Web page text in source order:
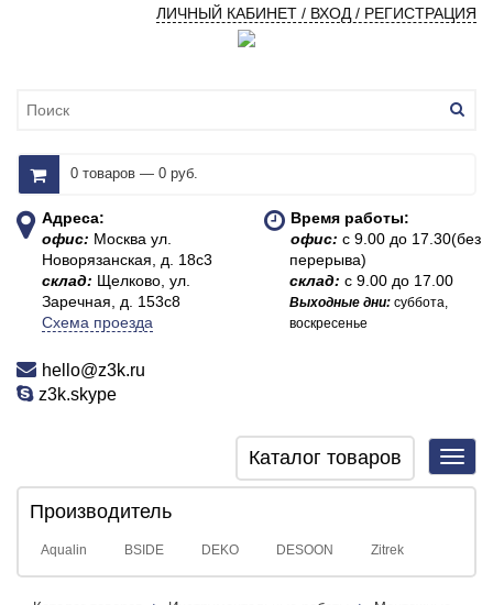
ЛИЧНЫЙ КАБИНЕТ / ВХОД / РЕГИСТРАЦИЯ
0 товаров — 0 руб.
Адреса:
офис: Москва ул.
Новорязанская, д. 18с3
склад: Щелково, ул.
Заречная, д. 153с8
Схема проезда
Время работы:
офис:с 9.00 до 17.30(без
перерыва)
склад:с 9.00 до 17.00
Выходные дни:суббота,
воскресенье
hello@z3k.ru
z3k.skype
Каталог товаров
Производитель
Aqualin BSIDE DEKO DESOON Zitrek